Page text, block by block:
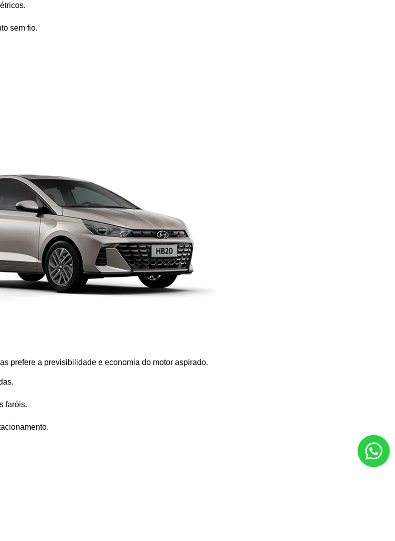
sem fio.
prefere a previsibilidade e economia do motor aspirado.
faróis.